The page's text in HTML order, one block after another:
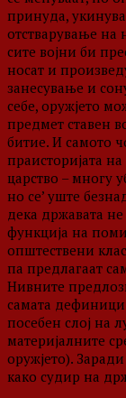
принуда,
отстварување на
сите војни би
носат и
занесување и
себе, оружјето
предмет ставен
битие. И самото
праисторијата
царство – многу
но се’ уште
дека државата
функција на
општествени
па предлагаат
Нивните
самата
посебен слој на
материјалните
оружјето). Заради
како судир на